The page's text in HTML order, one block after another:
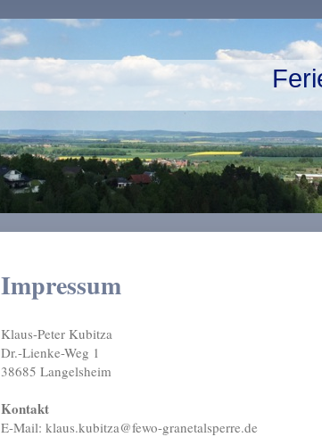
Impressum
Klaus-Peter Kubitza
Dr.-Lienke-Weg 1
38685 Langelsheim
Kontakt
E-Mail: klaus.kubitza@fewo-granetalsperre.de